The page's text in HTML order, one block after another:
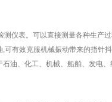
测仪表。可以直接测量各种生
有效克服机械振动带来的指针
油、化工、机械、船舶、发电、